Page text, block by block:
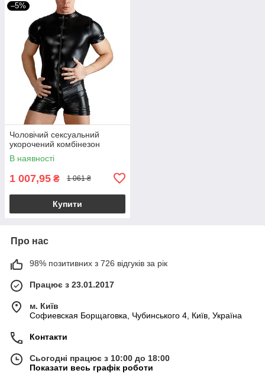
–5%
Чоловічий сексуальний
укорочений комбінезон
В наявності
1 007,95 ₴ 1 061 ₴
Купити
Про нас
98% позитивних з 726 відгуків за рік
Працює з 23.01.2017
м. Київ
Софиевская Борщаговка, Чубинського 4, Київ, Україна
Контакти
Сьогодні працює з 10:00 до 18:00
Показати весь графік роботи